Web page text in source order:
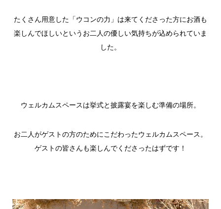
たくさん用意した「ウコンの力」は来てくださった方にお酒も
楽しんでほしいというお二人の優しい気持ちが込められていま
した。
ウェルカムスペースは挙式と披露宴を楽しむ準備の場所。
お二人がゲストの方のためにこだわったウェルカムスペース。
ゲストの皆さんも楽しんでくださったはずです！